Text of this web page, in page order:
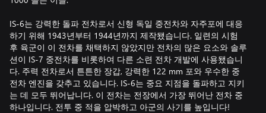
IS-6는 강력한 돌파 전차로서 신형 독일 중전차와 자주포에 대응
하기 위해 1943년부터 1944년까지 제작됐습니다. 일련의 시험
후 육군이 이 전차를 채택하지 않았지만 전차의 많은 요소와 솔루
션이 IS-7 중전차를 비롯하여 다른 소련 전차 개발에 사용됐습니
다. 주력 전차로서 튼튼한 장갑, 강력한 122 mm 포와 우수한 중
전차 엔진을 갖추고 있습니다. IS-6는 중요 지점을 돌파하고 지키
는 데 모두 뛰어납니다. 이 전차는 전장에서 가장 뛰어난 전차 중
하나입니다. 전투 중 적을 압박하고 아군의 사기를 높입니다!